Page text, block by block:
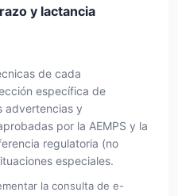
y lactancia
de cada
específica de
advertencias y
por la AEMPS y la
regulatoria (no
especiales.
la consulta de e-